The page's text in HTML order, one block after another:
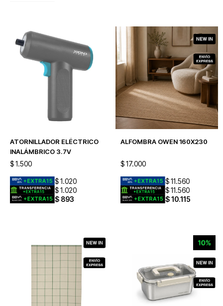
ATORNILLADOR ELÉCTRICO
INALÁMBRICO 3.7V
$1.500
$1.020
$1.020
$ 893
ALFOMBRA OWEN 160X230
$ 17.000
$ 11.560
$ 11.560
$ 10.115